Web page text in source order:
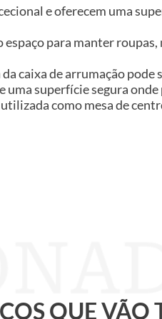
e oferecem uma
para manter
caixa de arrumação pode
superfície segura
como mesa de
QUE VÃO